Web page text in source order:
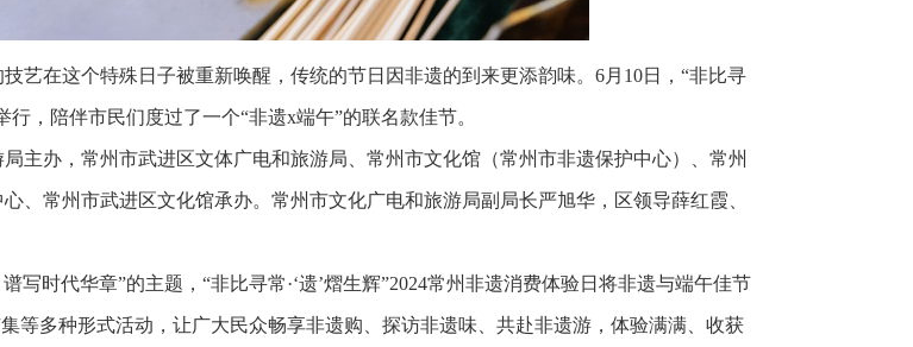
艺在这个特殊日子被重新唤醒，传统的节日因非遗的到来更添韵味。6月10日，“非比寻
，陪伴市民们度过了一个“非遗x端午”的联名款佳节。
主办，常州市武进区文体广电和旅游局、常州市文化馆（常州市非遗保护中心）、常州
、常州市武进区文化馆承办。常州市文化广电和旅游局副局长严旭华，区领导薛红霞、
写时代华章”的主题，“非比寻常·‘遗’熠生辉”2024常州非遗消费体验日将非遗与端午佳节
等多种形式活动，让广大民众畅享非遗购、探访非遗味、共赴非遗游，体验满满、收获